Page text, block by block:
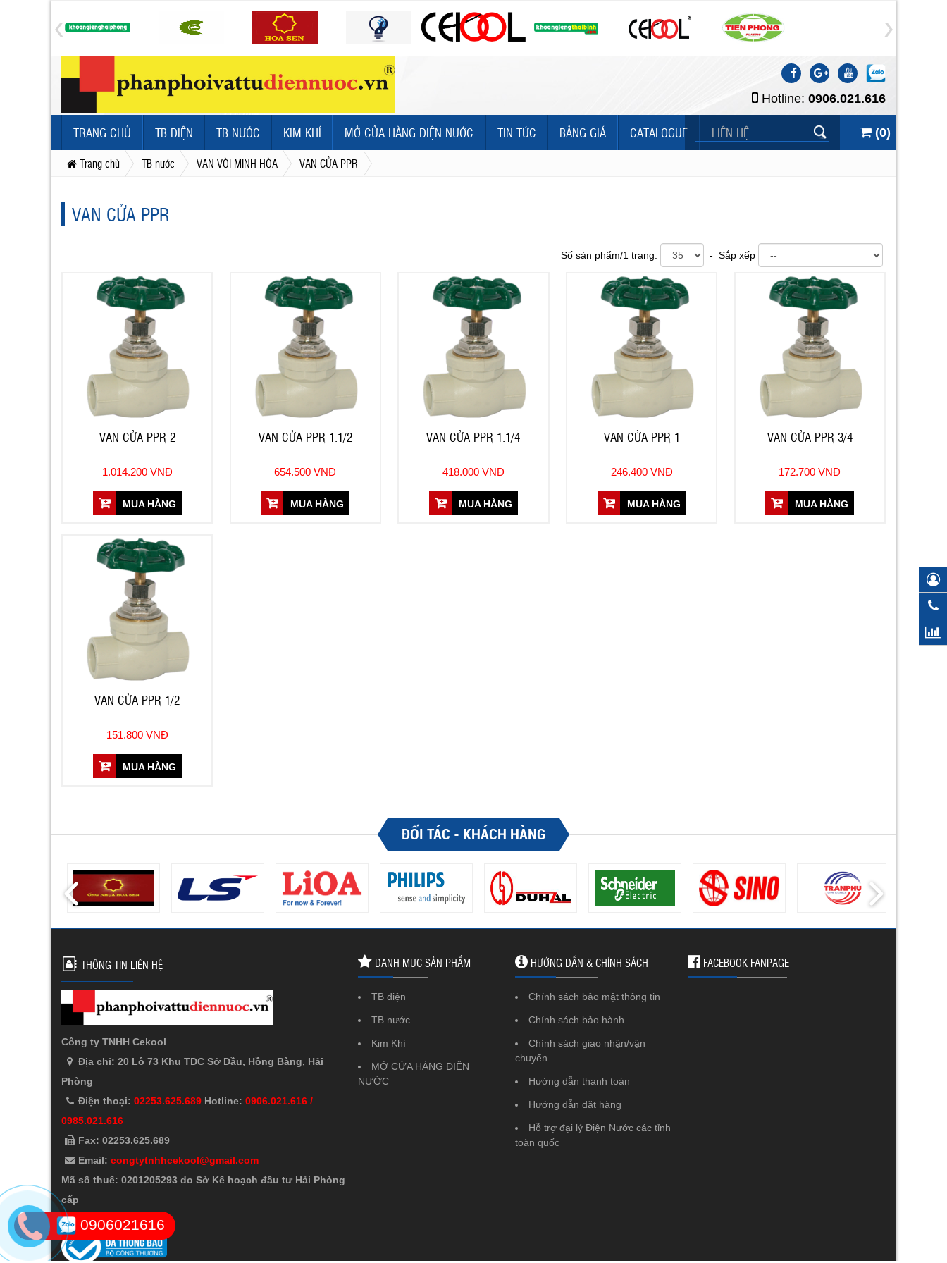
Hotline: 0906.021.616
TRANG CHỦ TB ĐIỆN TB NƯỚC KIM KHÍ MỞ CỬA HÀNG ĐIỆN NƯỚC TIN TỨC BẢNG GIÁ CATALOGUE LIÊN HỆ (0)
Trang chủ TB nước VAN VÒI MINH HÒA VAN CỬA PPR
VAN CỬA PPR
Số sản phẩm/1 trang: - Sắp xếp
VAN CỬA PPR 2
1.014.200 VNĐ
MUA HÀNG
VAN CỬA PPR 1.1/2
654.500 VNĐ
MUA HÀNG
VAN CỬA PPR 1.1/4
418.000 VNĐ
MUA HÀNG
VAN CỬA PPR 1
246.400 VNĐ
MUA HÀNG
VAN CỬA PPR 3/4
172.700 VNĐ
MUA HÀNG
VAN CỬA PPR 1/2
151.800 VNĐ
MUA HÀNG
ĐỐI TÁC - KHÁCH HÀNG
FACEBOOK FANPAGE
HƯỚNG DẪN & CHÍNH SÁCH
Chính sách bảo mật thông tin
Chính sách bảo hành
Chính sách giao nhận/vận
chuyển
Hướng dẫn thanh toán
Hướng dẫn đặt hàng
Hỗ trợ đại lý Điện Nước các tỉnh
toàn quốc
DANH MỤC SẢN PHẨM
TB điện
TB nước
Kim Khí
MỞ CỬA HÀNG ĐIỆN
NƯỚC
THÔNG TIN LIÊN HỆ
Công ty TNHH Cekool
Địa chỉ: 20 Lô 73 Khu TDC Sở Dầu, Hồng Bàng, Hải
Phòng
Điện thoại: 02253.625.689 Hotline: 0906.021.616 /
0985.021.616
Fax: 02253.625.689
Email: congtytnhhcekool@gmail.com
Mã số thuế: 0201205293 do Sở Kế hoạch đầu tư Hải Phòng
cấp
0906021616